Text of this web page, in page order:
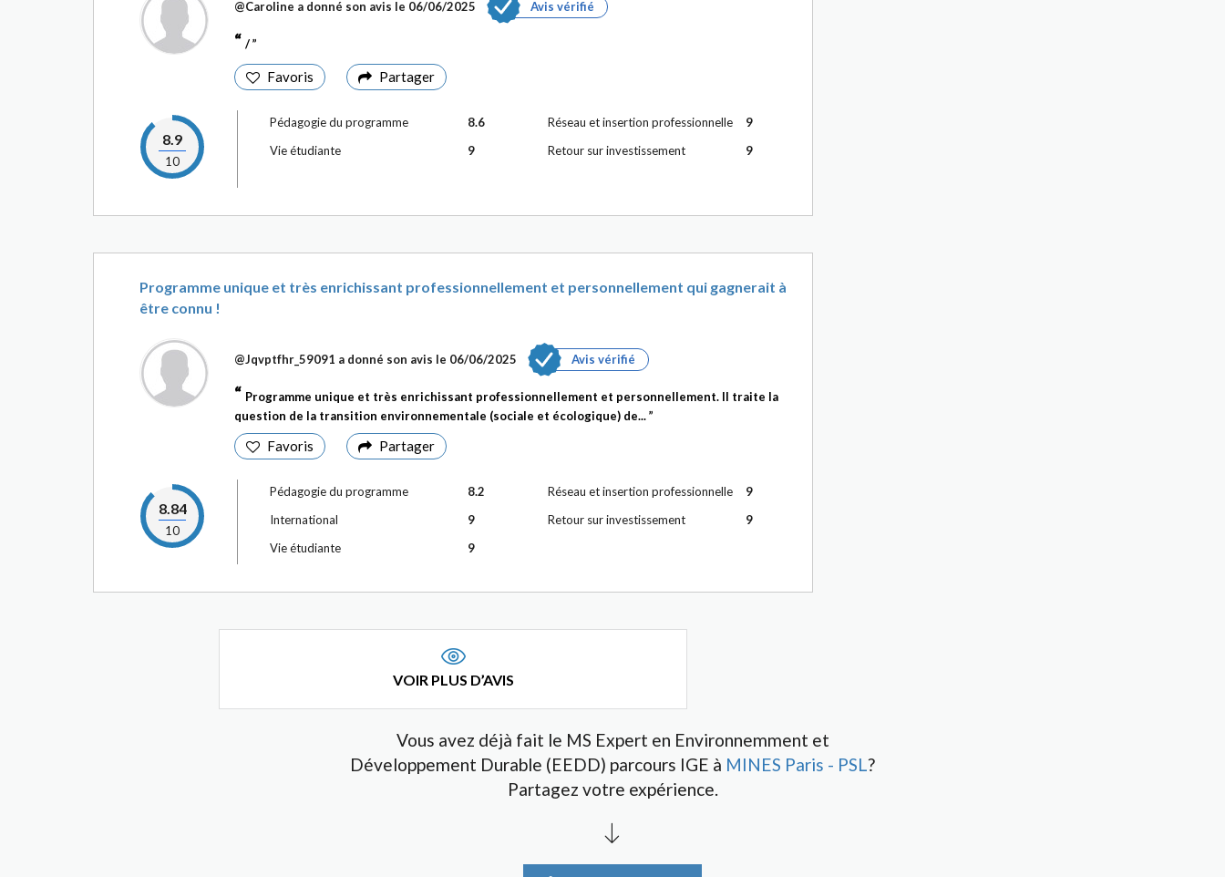
@Caroline a donné son avis le 06/06/2025 Avis vérifié
/
Favoris Partager
8.9
10
Pédagogie du programme
8.6
Vie étudiante
9
Réseau et insertion professionnelle
9
Retour sur investissement
9
Programme unique et très enrichissant professionnellement et personnellement qui gagnerait à
être connu !
@Jqvptfhr_59091 a donné son avis le 06/06/2025 Avis vérifié
Programme unique et très enrichissant professionnellement et personnellement. Il traite la
question de la transition environnementale (sociale et écologique) de...
Favoris Partager
8.84
10
Pédagogie du programme
8.2
International
9
Vie étudiante
9
Réseau et insertion professionnelle
9
Retour sur investissement
9
VOIR PLUS D’AVIS
Vous avez déjà fait le MS Expert en Environnemment et
Développement Durable (EEDD) parcours IGE à MINES Paris - PSL?
Partagez votre expérience.